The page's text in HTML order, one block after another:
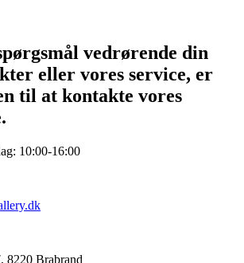
vedrørende din
eller vores service, er
til at kontakte vores
10:00-16:00
8220 Brabrand